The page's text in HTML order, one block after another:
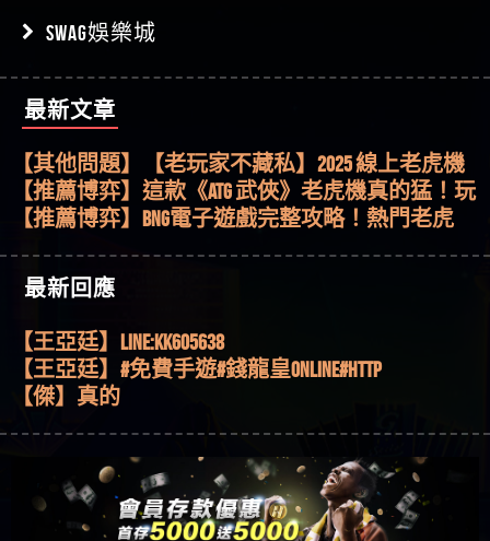
SWAG娛樂城
最新文章
【其他問題】用理性數據指路，開啟你的高回報
娛樂之旅
【其他問題】【老玩家不藏私】2025 線上老虎機
這樣挑！RTP、波動率和平台安全的全攻略！
【推薦博弈】這款《ATG 武俠》老虎機真的猛！玩
過才知道什麼叫超過3萬種中獎方式！
【推薦博弈】BNG電子遊戲完整攻略！熱門老虎
51,000倍數玩法攻略，輕鬆稱霸老虎機！
【其他問題】「拆解力智投資詐騙套路緊急追討
賴zg369」力智投資是不是詐騙 力智投資是真的嗎
力智投資是詐騙嗎 南部老翁還在癡迷力智投資高
回報獲利 請不要在匯款
【其他問題】 【遇天盛商行詐騙追回資金賴
zg369】天盛商行詐騙 天盛商行是不是詐騙 天盛商
行是真的嗎 天盛商行是詐騙嗎 被天盛商行詐騙一
招教你拿回
【其他問題】 受害者援助賴【zg369】退休老翁被
大戶e點靈詐騙痛不欲生 大戶e點靈是真的嗎 大戶e
點靈是不是詐騙 大戶e點靈是詐騙嗎 大戶e點靈無
法出金 （大戶e點靈）教你如何規避詐騙陷阱
【其他問題】 弘記投資詐騙持續收割國人中【免
費討回資金賴zg369】弘記投資是詐騙嗎 弘記投資
是不是詐騙 弘記投資是真的嗎 被弘記投資詐騙的
錢怎麼辦 本文教你如何拿回被騙資金
【其他問題】 被騙追回賴【zg369】KnTop利用新型
詐騙手法欺詐群眾 KnTop是真的嗎 KnTop是不是詐騙
KnTop是詐騙嗎 【KnTop】KnTop無法出金 被KnTop詐騙
的錢一招拿回
【其他問題】機台運算專案詐騙持續收割國人中
【免費討回資金賴zg369】機台運算專案是詐騙嗎
機台運算專案是不是詐騙 機台運算專案是真的嗎
被機台運算專案詐騙的錢怎麼辦 本文教你如何拿
回被騙資金
【其他問題】 Hoyabit詐騙持續收割國人中【免費
討回資金賴zg369】Hoyabit是詐騙嗎 Hoyabit是不是詐
騙 Hoyabit是真的嗎 被HoyabitHoyabit詐騙的錢怎麼辦
本文教你如何拿回被騙資金
【其他問題】KS.M多元化行銷詐騙持續收割國人
中【免費討回資金賴zg369】KS.M多元化行銷是詐
騙嗎 KS.M多元化行銷是不是詐騙 KS.M多元化行銷是
【其他問題】免費追回賴「zg369」深度解析野原
家 Family & Love如何詐騙 野原家 Family & Love是不是詐
【其他問題】元盈橋詐騙持續收割國人中【免費
最新回應
【傑】推代理真的好相處
回答
【王亞廷】LINE:kK605638
【王亞廷】#免費手遊#錢龍皇ONLINE#http
【傑】真的
【沈樂慧】又是九州??爛死了黑網不要玩
【林伊依】爛死了拉贏錢直接鎖帳號可以去吃屎
【陳靜茹】推薦小畢，我也是小畢的會員～～